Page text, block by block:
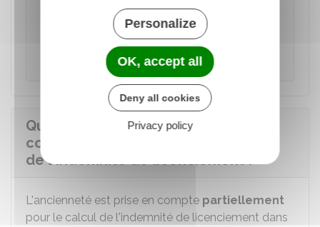
Accéder au service en ligne
Ministère chargé du travail
Quelles sont les périodes prises en
compte partiellement pour le calcul
de l'indemnité de licenciement ?
L'ancienneté est prise en compte partiellement
pour le calcul de l'indemnité de licenciement dans
Personalize
OK, accept all
Deny all cookies
Privacy policy